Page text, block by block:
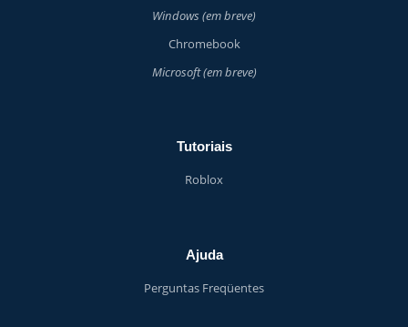
Windows (em breve)
Chromebook
Microsoft (em breve)
Tutoriais
Roblox
Ajuda
Perguntas Freqüentes